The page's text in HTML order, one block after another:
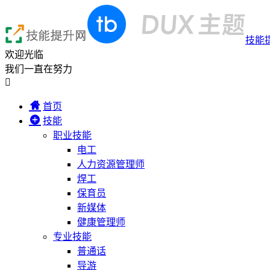
技能
欢迎光临
我们一直在努力

首页
技能
职业技能
电工
人力资源管理师
焊工
保育员
新媒体
健康管理师
专业技能
普通话
导游